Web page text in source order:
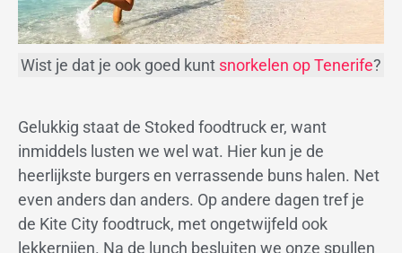
Wist je dat je ook goed kunt snorkelen op Tenerife?
Gelukkig staat de Stoked foodtruck er, want
inmiddels lusten we wel wat. Hier kun je de
heerlijkste burgers en verrassende buns halen. Net
even anders dan anders. Op andere dagen tref je
de Kite City foodtruck, met ongetwijfeld ook
lekkernijen. Na de lunch besluiten we onze spullen